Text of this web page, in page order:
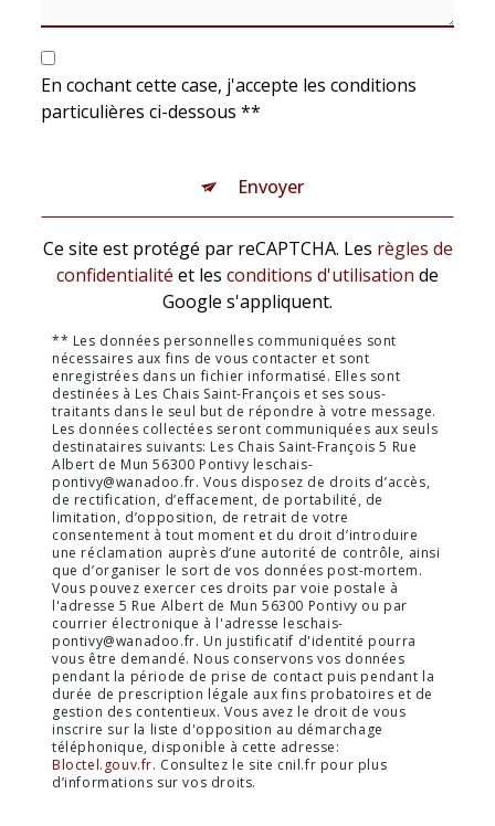
En cochant cette case, j'accepte les conditions
particulières ci-dessous **
Envoyer
Ce site est protégé par reCAPTCHA. Les règles de
confidentialité et les conditions d'utilisation de
Google s'appliquent.
** Les données personnelles communiquées sont
nécessaires aux fins de vous contacter et sont
enregistrées dans un fichier informatisé. Elles sont
destinées à Les Chais Saint-François et ses sous-
traitants dans le seul but de répondre à votre message.
Les données collectées seront communiquées aux seuls
destinataires suivants: Les Chais Saint-François 5 Rue
Albert de Mun 56300 Pontivy leschais-
pontivy@wanadoo.fr. Vous disposez de droits d’accès,
de rectification, d’effacement, de portabilité, de
limitation, d’opposition, de retrait de votre
consentement à tout moment et du droit d’introduire
une réclamation auprès d’une autorité de contrôle, ainsi
que d’organiser le sort de vos données post-mortem.
Vous pouvez exercer ces droits par voie postale à
l'adresse 5 Rue Albert de Mun 56300 Pontivy ou par
courrier électronique à l'adresse leschais-
pontivy@wanadoo.fr. Un justificatif d'identité pourra
vous être demandé. Nous conservons vos données
pendant la période de prise de contact puis pendant la
durée de prescription légale aux fins probatoires et de
gestion des contentieux. Vous avez le droit de vous
inscrire sur la liste d'opposition au démarchage
téléphonique, disponible à cette adresse:
Bloctel.gouv.fr. Consultez le site cnil.fr pour plus
d’informations sur vos droits.